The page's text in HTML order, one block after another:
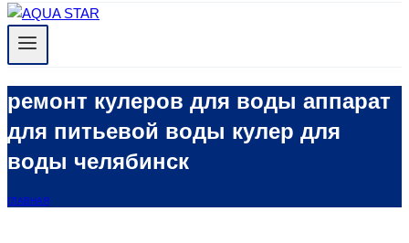
ремонт кулеров для воды аппарат
для питьевой воды кулер для
воды челябинск
ГЛАВНАЯ